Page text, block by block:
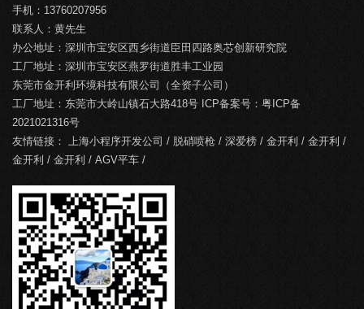
手机：13760207956
联系人：黄先生
办公地址：深圳市宝安区西乡街道臣田四路奥芯创新研究院
工厂地址：深圳市宝安区燕罗街道胜丰工业园
东莞市金开利环境科技有限公司（全资子公司）
工厂地址：东莞市大岭山镇石大路418号 ICP备案号： 粤ICP备
2021021316号
友情链接： 上海小程序开发公司 / 脱硝喷枪 / 深爱榜 / 金开利 / 金开利 /
金开利 / 金开利 / AGV平车 /